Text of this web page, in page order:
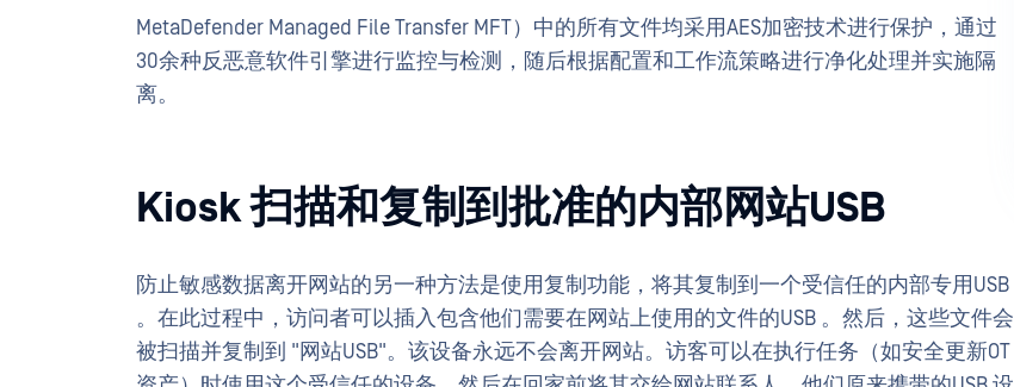
MetaDefender Managed File Transfer MFT）中的所有文件均采用AES加密技术进行保护，通过
30余种反恶意软件引擎进行监控与检测，随后根据配置和工作流策略进行净化处理并实施隔
离。
Kiosk 扫描和复制到批准的内部网站USB
防止敏感数据离开网站的另一种方法是使用复制功能，将其复制到一个受信任的内部专用USB
。在此过程中，访问者可以插入包含他们需要在网站上使用的文件的USB 。然后，这些文件会
被扫描并复制到 "网站USB"。该设备永远不会离开网站。访客可以在执行任务（如安全更新OT